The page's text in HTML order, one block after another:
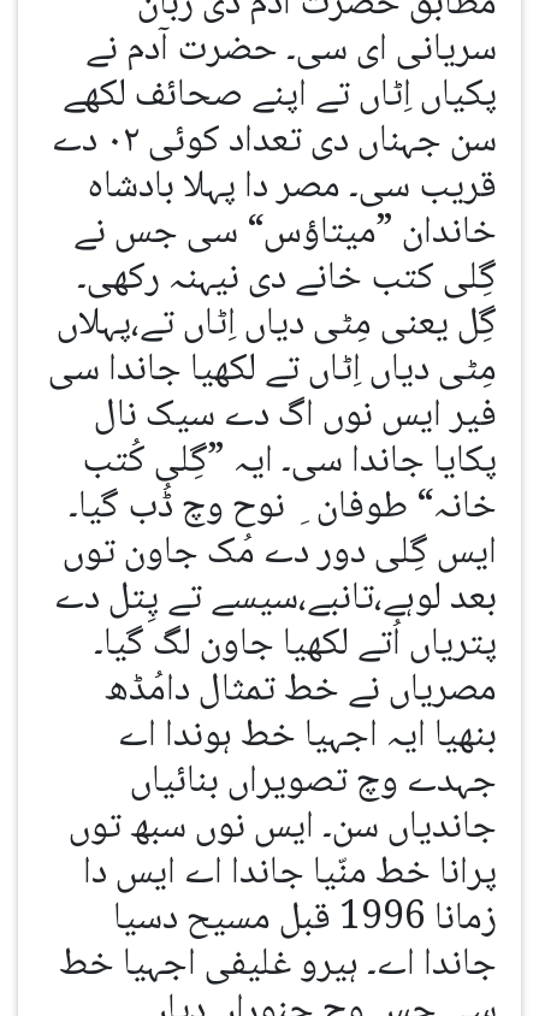
سریانی ای سی۔ حضرت آدم نے
پکیاں اِٹاں تے اپنے صحائف لکھے
سن جہناں دی تعداد کوئی ۰۲ دے
قریب سی۔ مصر دا پہلا بادشاہ
خاندان ”میتاؤس“ سی جس نے
گِلی کتب خانے دی نیہنہ رکھی۔
گِل یعنی مِٹی دیاں اِٹاں تے،پہلاں
مِٹی دیاں اِٹاں تے لکھیا جاندا سی
فیر ایس نوں اگ دے سیک نال
پکایا جاندا سی۔ ایہ ”گِلی کُتب
خانہ“ طوفان ِ نوح وچ ڈُب گیا۔
ایس گِلی دور دے مُک جاون توں
بعد لوہے،تانبے،سیسے تے پِتل دے
پتریاں اُتے لکھیا جاون لگ گیا۔
مصریاں نے خط تمثال دامُڈھ
بنھیا ایہ اجہیا خط ہوندا اے
جہدے وچ تصویراں بنائیاں
جاندیاں سن۔ ایس نوں سبھ توں
پرانا خط منّیا جاندا اے ایس دا
زمانا 1996 قبل مسیح دسیا
جاندا اے۔ ہیرو غلیفی اجہیا خط